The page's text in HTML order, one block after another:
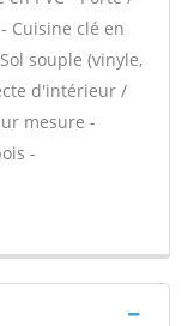
Cuisine clé en
souple (vinyle,
d'intérieur /
mesure -
-